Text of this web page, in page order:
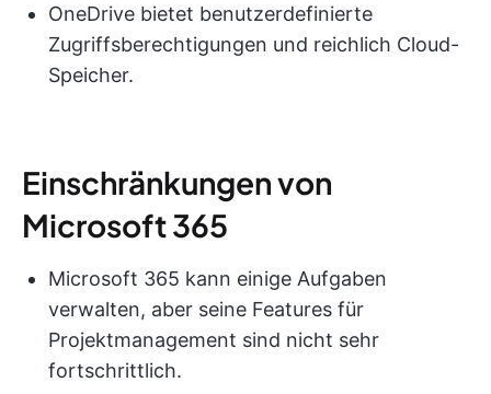
OneDrive bietet benutzerdefinierte
Zugriffsberechtigungen und reichlich Cloud-
Speicher.
Einschränkungen von
Microsoft 365
Microsoft 365 kann einige Aufgaben
verwalten, aber seine Features für
Projektmanagement sind nicht sehr
fortschrittlich.